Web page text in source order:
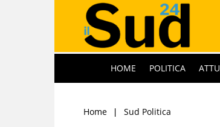
HOME POLITICA
Home Sud Politica